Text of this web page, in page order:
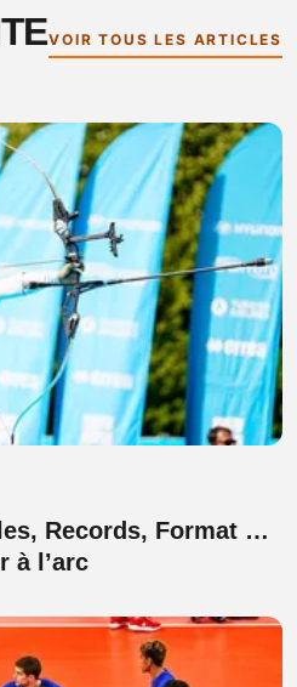
VOIR TOUS LES ARTICLES
Records, Format …
à l’arc